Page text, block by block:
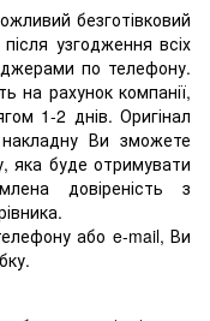
безготівковий
узгодження всіх
по телефону.
на рахунок компанії,
1-2 днів. Оригінал
Ви зможете
яка буде отримувати
довіреність з
або e-mail, Ви